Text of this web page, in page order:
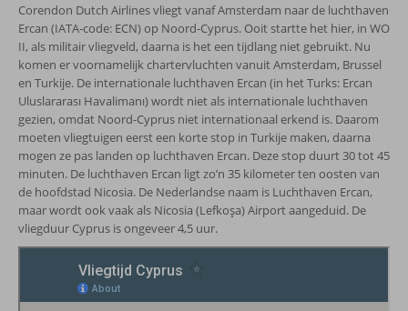
Corendon Dutch Airlines vliegt vanaf Amsterdam naar de luchthaven
Ercan (IATA-code: ECN) op Noord-Cyprus. Ooit startte het hier, in WO
II, als militair vliegveld, daarna is het een tijdlang niet gebruikt. Nu
komen er voornamelijk chartervluchten vanuit Amsterdam, Brussel
en Turkije. De internationale luchthaven Ercan (in het Turks: Ercan
Uluslararası Havalimanı) wordt niet als internationale luchthaven
gezien, omdat Noord-Cyprus niet internationaal erkend is. Daarom
moeten vliegtuigen eerst een korte stop in Turkije maken, daarna
mogen ze pas landen op luchthaven Ercan. Deze stop duurt 30 tot 45
minuten. De luchthaven Ercan ligt zo’n 35 kilometer ten oosten van
de hoofdstad Nicosia. De Nederlandse naam is Luchthaven Ercan,
maar wordt ook vaak als Nicosia (Lefkoşa) Airport aangeduid. De
vliegduur Cyprus is ongeveer 4,5 uur.